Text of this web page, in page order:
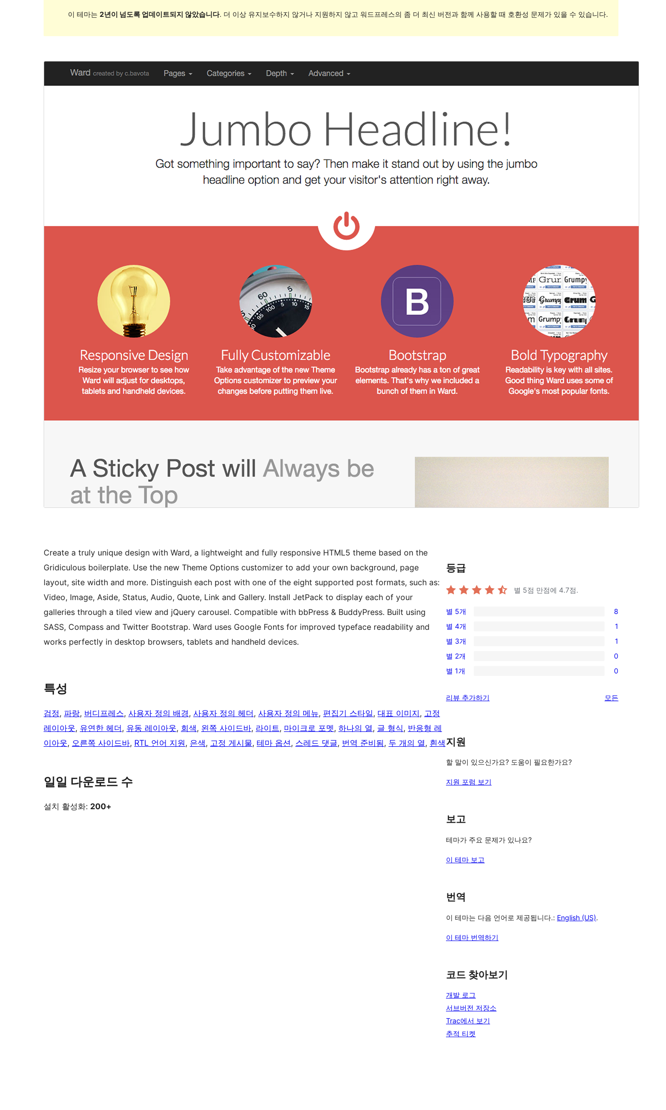
이 테마는 2년이 넘도록 업데이트되지 않았습니다. 더 이상 유지보수하지 않거나 지원하지 않고 워드프레스의 좀 더 최신 버전과 함께 사용할 때 호환성 문제가 있을 수 있습니다.
버전
1.0.7
활성 설치
테마 홈페이지
Create a truly unique design with Ward, a lightweight and fully responsive HTML5 theme based on the
Gridiculous boilerplate. Use the new Theme Options customizer to add your own background, page
layout, site width and more. Distinguish each post with one of the eight supported post formats, such as:
Video, Image, Aside, Status, Audio, Quote, Link and Gallery. Install JetPack to display each of your
galleries through a tiled view and jQuery carousel. Compatible with bbPress & BuddyPress. Built using
SASS, Compass and Twitter Bootstrap. Ward uses Google Fonts for improved typeface readability and
works perfectly in desktop browsers, tablets and handheld devices.
특성
검정, 파랑, 버디프레스, 사용자 정의 배경, 사용자 정의 헤더, 사용자 정의 메뉴, 편집기 스타일, 대표 이미지, 고정
레이아웃, 유연한 헤더, 유동 레이아웃, 회색, 왼쪽 사이드바, 라이트, 마이크로 포멧, 하나의 열, 글 형식, 반응형 레
이아웃, 오른쪽 사이드바, RTL 언어 지원, 은색, 고정 게시물, 테마 옵션, 스레드 댓글, 번역 준비됨, 두 개의 열, 흰색
일일 다운로드 수
설치 활성화: 200+
등급
별 5점 만점에 4.7점.
8/5-
별
점
후
기
별 5개 8
1/4-
별
점
후
별 4개 1
1/3-
별
점
기
별 3개 1
0/2-
별
후
별 2개 0
0/1-
점
별 1개 0
리뷰 추가하기 모든
지원
할 말이 있으신가요? 도움이 필요한가요?
지원 포럼 보기
보고
테마가 주요 문제가 있나요?
이 테마 보고
번역
이 테마는 다음 언어로 제공됩니다.: English (US).
이 테마 번역하기
코드 찾아보기
개발 로그
서브버전 저장소
Trac에서 보기
추적 티켓